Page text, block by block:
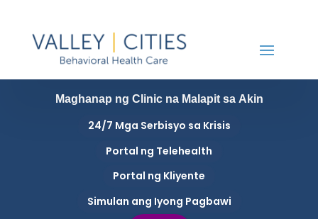
Maghanap ng Clinic na Malapit sa Akin
24/7 Mga Serbisyo sa Krisis
Portal ng Telehealth
Portal ng Kliyente
Simulan ang Iyong Pagbawi